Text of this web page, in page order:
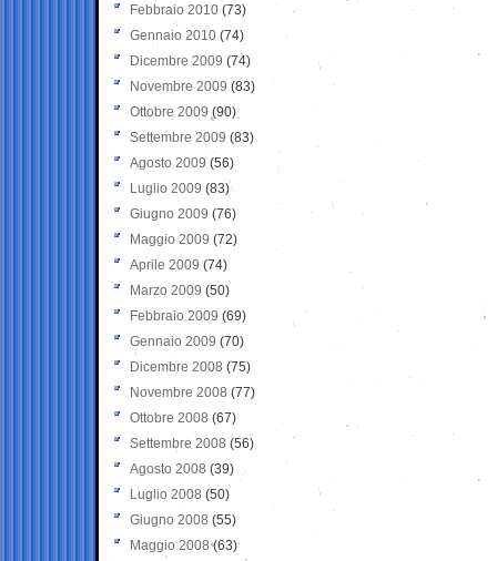
Febbraio 2010 (73)
Gennaio 2010 (74)
Dicembre 2009 (74)
Novembre 2009 (83)
Ottobre 2009 (90)
Settembre 2009 (83)
Agosto 2009 (56)
Luglio 2009 (83)
Giugno 2009 (76)
Maggio 2009 (72)
Aprile 2009 (74)
Marzo 2009 (50)
Febbraio 2009 (69)
Gennaio 2009 (70)
Dicembre 2008 (75)
Novembre 2008 (77)
Ottobre 2008 (67)
Settembre 2008 (56)
Agosto 2008 (39)
Luglio 2008 (50)
Giugno 2008 (55)
Maggio 2008(63)